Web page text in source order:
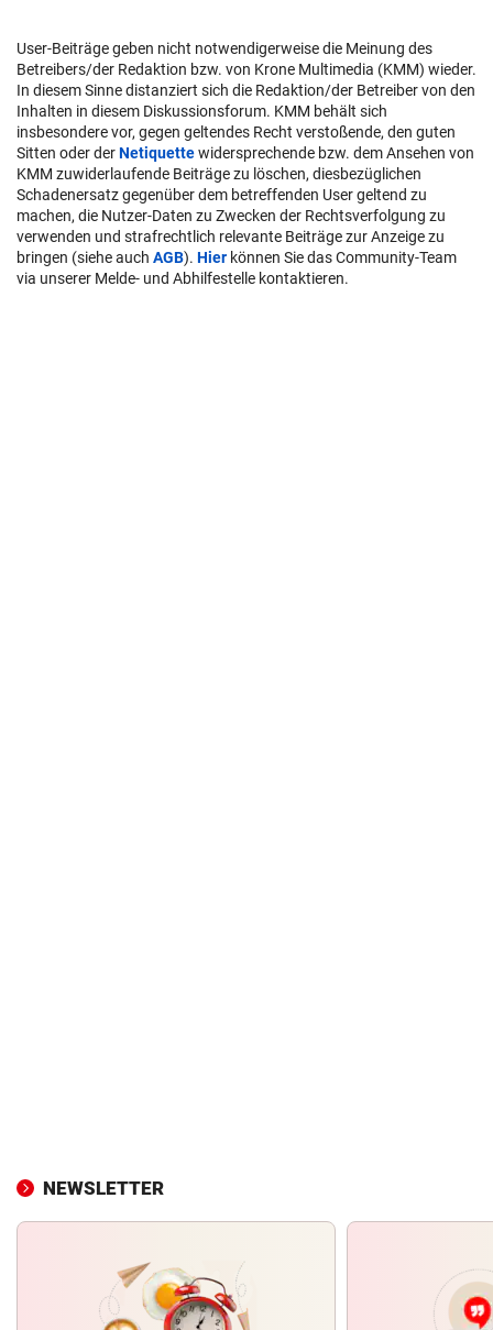
User-Beiträge geben nicht notwendigerweise die Meinung des
Betreibers/der Redaktion bzw. von Krone Multimedia (KMM) wieder.
In diesem Sinne distanziert sich die Redaktion/der Betreiber von den
Inhalten in diesem Diskussionsforum. KMM behält sich
insbesondere vor, gegen geltendes Recht verstoßende, den guten
Sitten oder derNetiquettewidersprechende bzw. dem Ansehen von
KMM zuwiderlaufende Beiträge zu löschen, diesbezüglichen
Schadenersatz gegenüber dem betreffenden User geltend zu
machen, die Nutzer-Daten zu Zwecken der Rechtsverfolgung zu
verwenden und strafrechtlich relevante Beiträge zur Anzeige zu
bringen (siehe auch AGB). Hier können Sie das Community-Team
via unserer Melde- und Abhilfestelle kontaktieren.
NEWSLETTER